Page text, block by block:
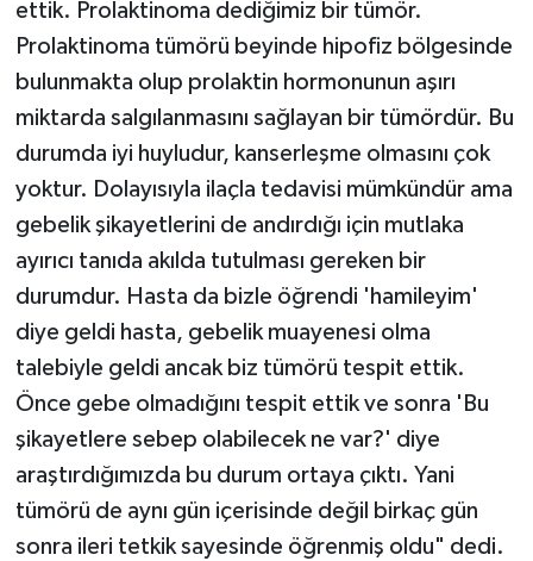
ettik. Prolaktinoma dediğimiz bir tümör.
Prolaktinoma tümörü beyinde hipofiz bölgesinde
bulunmakta olup prolaktin hormonunun aşırı
miktarda salgılanmasını sağlayan bir tümördür. Bu
durumda iyi huyludur, kanserleşme olmasını çok
yoktur. Dolayısıyla ilaçla tedavisi mümkündür ama
gebelik şikayetlerini de andırdığı için mutlaka
ayırıcı tanıda akılda tutulması gereken bir
durumdur. Hasta da bizle öğrendi 'hamileyim'
diye geldi hasta, gebelik muayenesi olma
talebiyle geldi ancak biz tümörü tespit ettik.
Önce gebe olmadığını tespit ettik ve sonra 'Bu
şikayetlere sebep olabilecek ne var?' diye
araştırdığımızda bu durum ortaya çıktı. Yani
tümörü de aynı gün içerisinde değil birkaç gün
sonra ileri tetkik sayesinde öğrenmiş oldu" dedi.